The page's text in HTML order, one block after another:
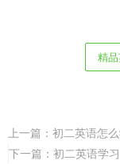
精
上一篇： 初二英语怎
下一篇： 初二英语学